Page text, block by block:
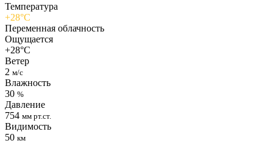
Температура
+28°C
Переменная облачность
Ощущается
+28°C
Ветер
2 м/с
Влажность
30 %
Давление
754 мм рт.ст.
Видимость
50 км